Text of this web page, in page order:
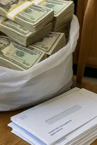
dục và
khoa học
đời với
Thanh Thủy